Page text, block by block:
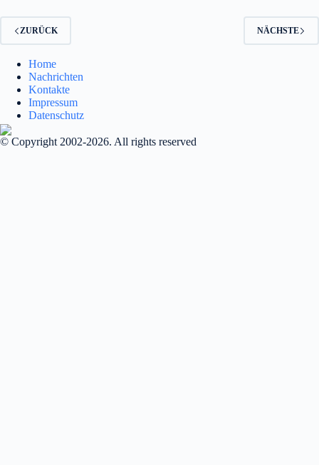
ZURÜCK NÄCHSTE
Home
Nachrichten
Kontakte
Impressum
Datenschutz
© Copyright 2002-2026. All rights reserved